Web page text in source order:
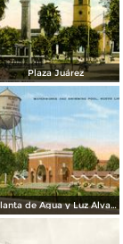
Plaza Juárez
Planta de Agua y Luz Álvaro Obregón